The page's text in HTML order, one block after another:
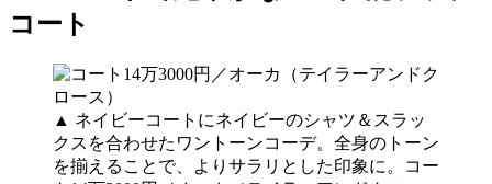
コート
▲ ネイビーコートにネイビーのシャツ＆スラッ
クスを合わせたワントーンコーデ。全身のトーン
を揃えることで、よりサラリとした印象に。コー